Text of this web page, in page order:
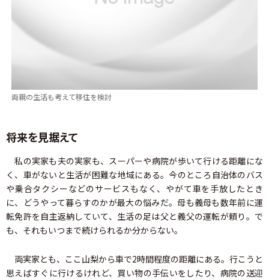
両親の生活も考えて移住を検討
将来を見据えて
私の実家も夫の実家も、スーパーや病院が歩いて行ける距離にな
く、車がないと生活が困難な地域にある。今のところ自治体のバス
や乗合タクシーなどのサービスもなく、やがて車を手放したとき
に、どうやって暮らすのかが最大の悩みだ。母も義母も数年前に運
転免許を自主返納していて、生活の足は父と義父の運転が頼り。で
も、それもいつまで続けられるか分からない。
両実家とも、ここ山梨から車で2時間程度の距離にある。行こうと
思えばすぐに行けるけれど、買い物の手伝いをしたり、病院の送迎